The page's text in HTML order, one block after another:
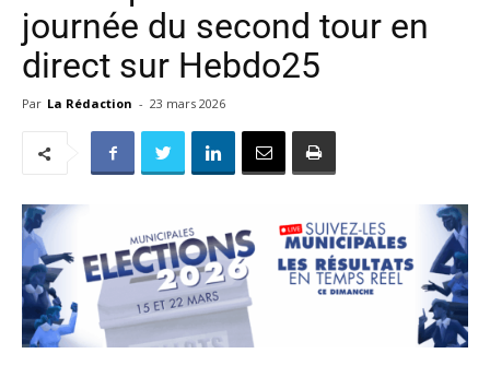
journée du second tour en
direct sur Hebdo25
Par La Rédaction - 23 mars 2026